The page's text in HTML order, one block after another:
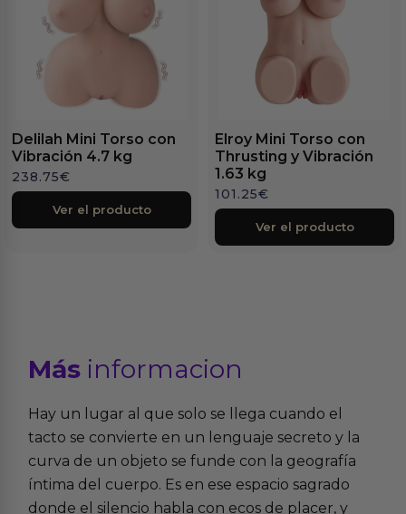
Delilah Mini Torso con
Vibración 4.7 kg
238.75€
Ver el producto
Elroy Mini Torso con
Thrusting y Vibración
1.63 kg
101.25€
Ver el producto
Más informacion
Hay un lugar al que solo se llega cuando el
tacto se convierte en un lenguaje secreto y la
curva de un objeto se funde con la geografía
íntima del cuerpo. Es en ese espacio sagrado
donde el silencio habla con ecos de placer, y